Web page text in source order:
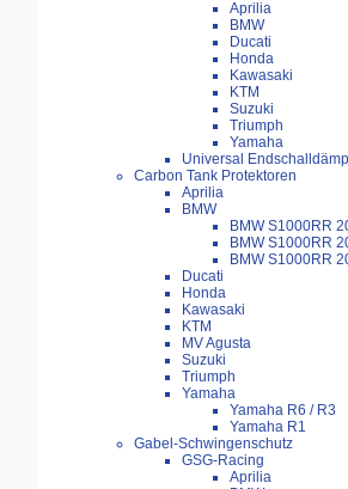
Aprilia
BMW
Ducati
Honda
Kawasaki
KTM
Suzuki
Triumph
Yamaha
Universal
Carbon Tank Protektoren
Aprilia
BMW
BMW S1000RR
BMW S1000RR
BMW S1000RR
Ducati
Honda
Kawasaki
KTM
MV Agusta
Suzuki
Triumph
Yamaha
Yamaha R6 / R3
Yamaha R1
Gabel-Schwingenschutz
GSG-Racing
Aprilia